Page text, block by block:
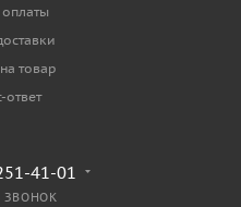
товар
ответ
41-01
ЗВОНОК